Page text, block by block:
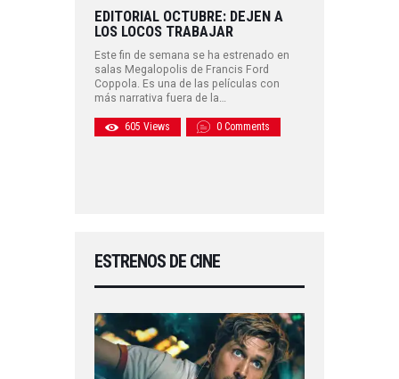
EDITORIAL OCTUBRE: DEJEN A
LOS LOCOS TRABAJAR
Este fin de semana se ha estrenado en
salas Megalopolis de Francis Ford
Coppola. Es una de las películas con
más narrativa fuera de la…
605 Views 0 Comments
ESTRENOS DE CINE